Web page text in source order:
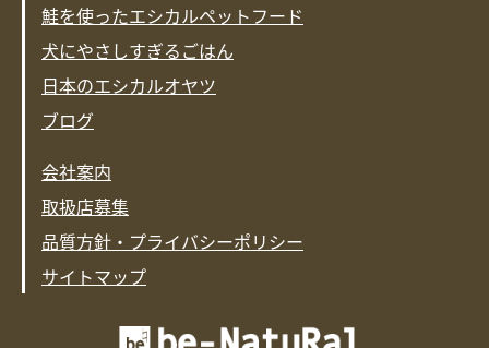
鮭を使ったエシカルペットフード
犬にやさしすぎるごはん
日本のエシカルオヤツ
ブログ
会社案内
取扱店募集
品質方針・プライバシーポリシー
サイトマップ